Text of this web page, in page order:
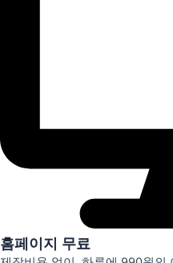
홈페이지 무료